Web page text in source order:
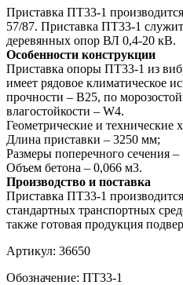
Приставка ПТ33-1
57/87. Приставка ПТ33-1
деревянных опор ВЛ 0,4-20 кВ.
Особенности конструкции
Приставка опоры ПТ33-1 из
имеет рядовое климатическое
прочности – В25, по
влагостойкости – W4.
Геометрические и технические
Длина приставки – 3250 мм;
Размеры поперечного сечения
Объем бетона – 0,066 м3.
Производство и поставка
Приставка ПТ33-1
стандартных транспортных
также готовая продукция
Артикул: 36650
Обозначение: ПТ33-1